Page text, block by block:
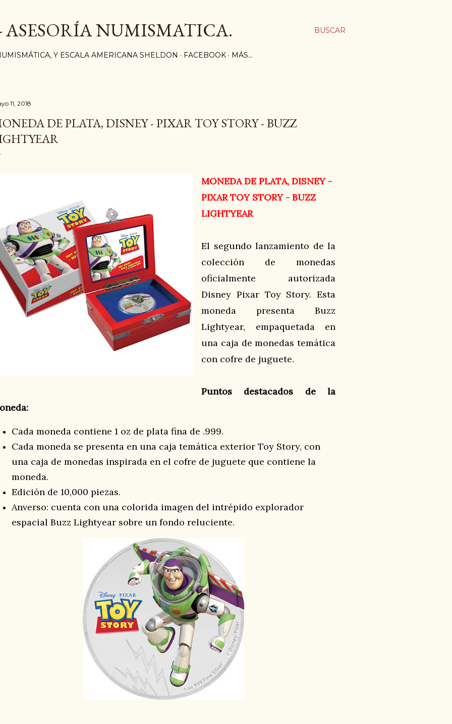
BUSCAR
ASESORÍA NUMISMATICA.
Y ESCALA AMERICANA SHELDON FACEBOOK MÁS…
11, 2018
DE PLATA, DISNEY - PIXAR TOY STORY - BUZZ
MONEDA DE PLATA, DISNEY -
PIXAR TOY STORY - BUZZ
LIGHTYEAR
El segundo lanzamiento de la
colección de monedas
oficialmente autorizada
Disney Pixar Toy Story. Esta
moneda presenta Buzz
Lightyear, empaquetada en
una caja de monedas temática
con cofre de juguete.
Puntos destacados de la
Cada moneda contiene 1 oz de plata fina de .999.
Cada moneda se presenta en una caja temática exterior Toy Story, con
una caja de monedas inspirada en el cofre de juguete que contiene la
moneda.
Edición de 10,000 piezas.
Anverso: cuenta con una colorida imagen del intrépido explorador
espacial Buzz Lightyear sobre un fondo reluciente.